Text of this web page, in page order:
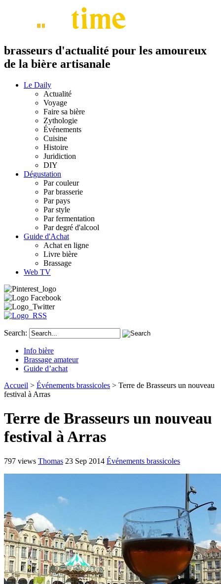
brasseurs d'actualité pour les amoureux
de la bière artisanale
Le Daily
Actualité
Voyage
Faire sa bière
Zythologie
Événements
Cuisine
Histoire
Juridiction
DIY
Dégustation
Par couleur
Par brasserie
Par pays
Par style
Par fermentation
Par degré d'alcool
Guide d'Achat
Achat en ligne
Livre bière
Brassage
Web TV
Search:
Info bière
Brassage amateur
Guide d’achat
Accueil > Événements brassicoles > Terre de Brasseurs un nouveau
festival à Arras
Terre de Brasseurs un nouveau
festival à Arras
797 views Thomas 23 Sep 2014 Événements brassicoles